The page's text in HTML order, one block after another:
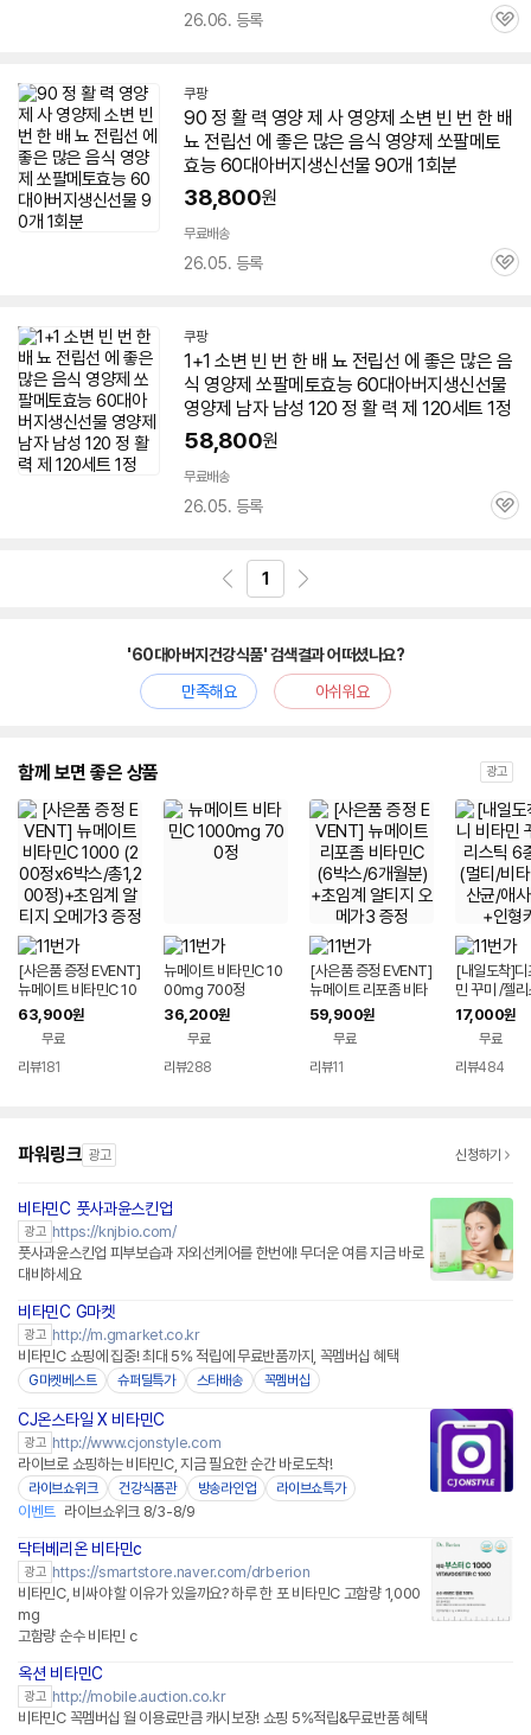
26.06. 등록
관
쿠팡
90 정 활 력 영양 제 사 영양제 소변 빈 번 한 배
뇨 전립선 에 좋은 많은 음식 영양제 쏘팔메토
효능 60대아버지생신선물 90개 1회분
38,800원
무료배송
26.05. 등록
관
쿠팡
1+1 소변 빈 번 한 배 뇨 전립선 에 좋은 많은 음
식 영양제 쏘팔메토효능 60대아버지생신선물
영양제 남자 남성 120 정 활 력 제 120세트 1정
58,800원
무료배송
26.05. 등록
관
1
'60대아버지건강식품' 검색결과 어떠셨나요?
만족해요
아쉬워요
함께 보면 좋은 상품 광고
[사은품 증정 EVENT]
뉴메이트 비타민C 10
00 (200정x6박스/총
1,200정)+초임계 알
티지 오메가3 증정
63,900원
무료
리뷰181
뉴메이트 비타민C 10
00mg 700정
36,200원
무료
리뷰288
[사은품 증정 EVENT]
뉴메이트 리포좀 비타
민C (6박스/6개월분)
+초임계 알티지 오메
가3 증정
59,900원
무료
리뷰11
[내일도착]디
민 꾸미 /젤
선택 (멀티/
유산균/애사
형키링
17,000원
무료
리뷰484
파워링크 광고 신청하기
비타민C 풋사과윤스킨업
광고 https://knjbio.com/
풋사과윤스킨업 피부보습과 자외선케어를 한번에! 무더운 여름 지금 바로
대비하세요
비타민C G마켓
광고 http://m.gmarket.co.kr
비타민C 쇼핑에 집중! 최대 5% 적립에 무료반품까지, 꼭멤버십 혜택
G마켓베스트 슈퍼딜특가 스타배송 꼭멤버십
CJ온스타일 X 비타민C
광고 http://www.cjonstyle.com
라이브로 쇼핑하는 비타민C, 지금 필요한 순간 바로도착!
라이브쇼위크 건강식품관 방송라인업 라이브쇼특가
이벤트 라이브쇼위크 8/3-8/9
닥터베리온 비타민c
광고 https://smartstore.naver.com/drberion
비타민C, 비싸야 할 이유가 있을까요? 하루 한 포 비타민C 고함량 1,000
mg
고함량 순수 비타민 c
옥션 비타민C
광고 http://mobile.auction.co.kr
비타민C 꼭멤버십 월 이용료만큼 캐시보장! 쇼핑 5%적립&무료반품 혜택